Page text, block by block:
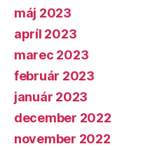
máj 2023
apríl 2023
marec 2023
február 2023
január 2023
december 2022
november 2022